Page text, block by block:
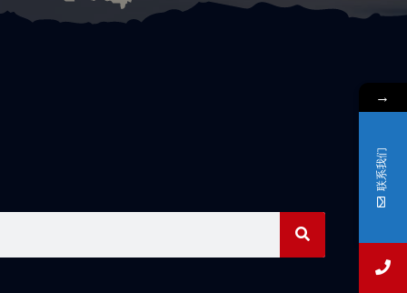
→
联系我们